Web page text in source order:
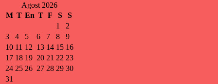
Agost 2026
M T En T F S
S
1
2
3
4 5 6 7 8
9
10 11 12 13 14 15 16
17 18 19 20 21 22 23
24 25 26 27 28 29 30
31